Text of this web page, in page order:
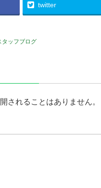
twitter
タッフブログ
されることはありません。